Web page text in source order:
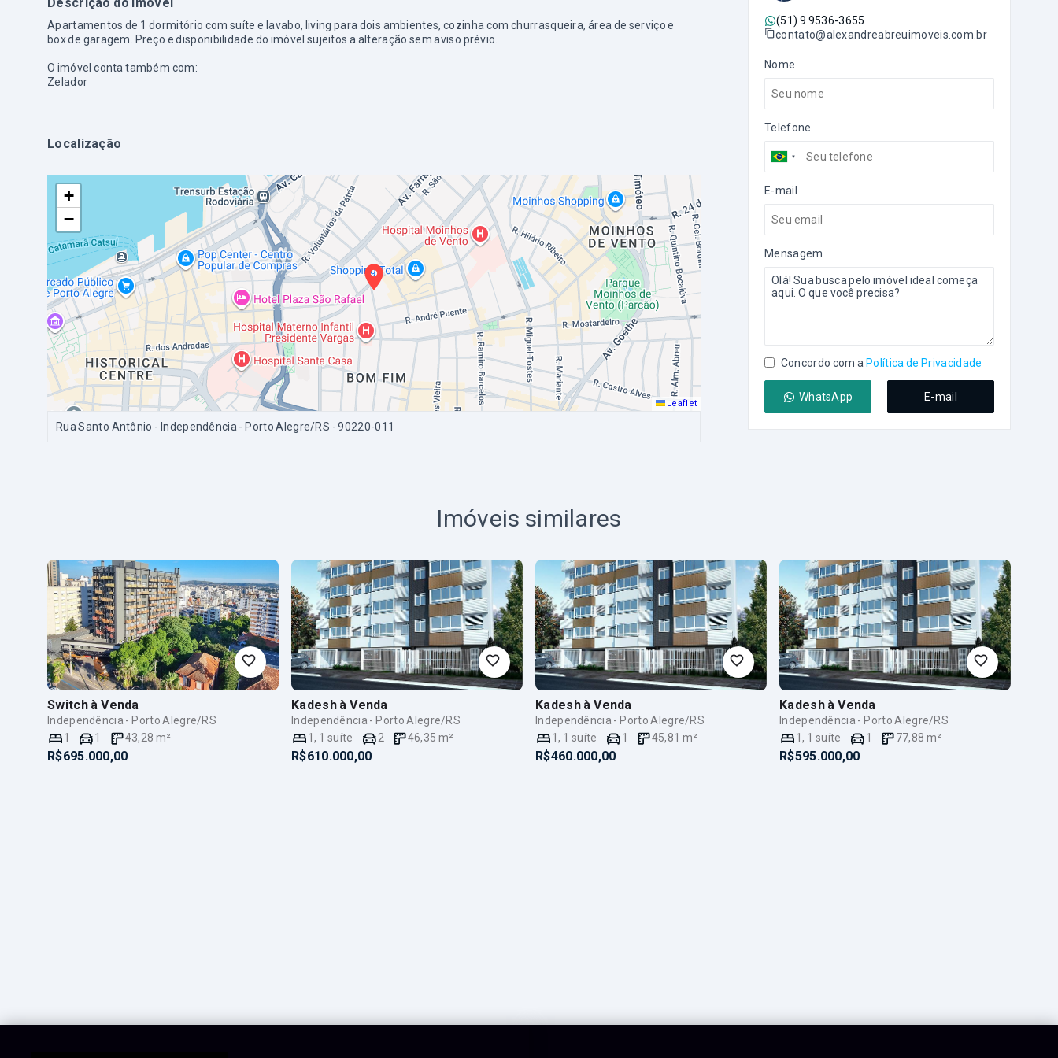
Apartamentos de 1 dormitório com suíte e lavabo, living para dois ambientes, cozinha com churrasqueira, área de serviço e
box de garagem. Preço e disponibilidade do imóvel sujeitos a alteração sem aviso prévio.
O imóvel conta também com:
Zelador
Localização
+
−
Leaflet
Rua Santo Antônio - Independência - Porto Alegre/RS - 90220-011
(51) 9 9536-3655
contato@alexandreabreuimoveis.com.br
Nome
Telefone
E-mail
Mensagem
Concordo com a Política de Privacidade
WhatsApp E-mail
Imóveis similares
Switch à Venda
Independência - Porto Alegre/RS
1
1 43,28 m²
R$695.000,00
Kadesh à Venda
Independência - Porto Alegre/RS
1, 1 suíte 2 46,35 m²
R$610.000,00
Kadesh à Venda
Independência - Porto Alegre/RS
1, 1 suíte 1 45,81 m²
R$460.000,00
Kadesh à Venda
Independência - Porto Alegre/RS
1, 1 suíte 1 77,88 m²
R$595.000,00